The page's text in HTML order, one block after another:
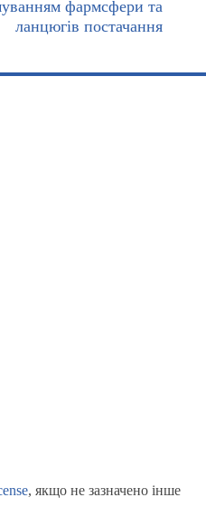
фармсфери та
ланцюгів постачання
, якщо не зазначено інше